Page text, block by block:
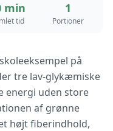
min
tid
1
Portioner
på
tre lav-glykæmiske
energi uden store
af grønne
højt fiberindhold,